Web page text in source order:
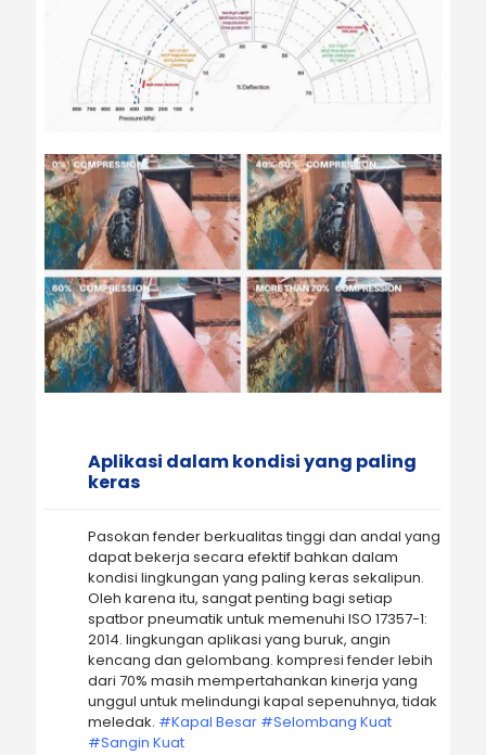
Aplikasi dalam kondisi yang paling
keras
Pasokan fender berkualitas tinggi dan andal yang
dapat bekerja secara efektif bahkan dalam
kondisi lingkungan yang paling keras sekalipun.
Oleh karena itu, sangat penting bagi setiap
spatbor pneumatik untuk memenuhi ISO 17357-1:
2014. lingkungan aplikasi yang buruk, angin
kencang dan gelombang. kompresi fender lebih
dari 70% masih mempertahankan kinerja yang
unggul untuk melindungi kapal sepenuhnya, tidak
meledak. #Kapal Besar #Selombang Kuat
#Sangin Kuat